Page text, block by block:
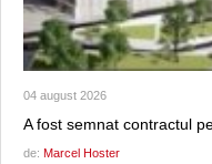
04 august 2026
A fost semnat contractul
de: Marcel Hoster